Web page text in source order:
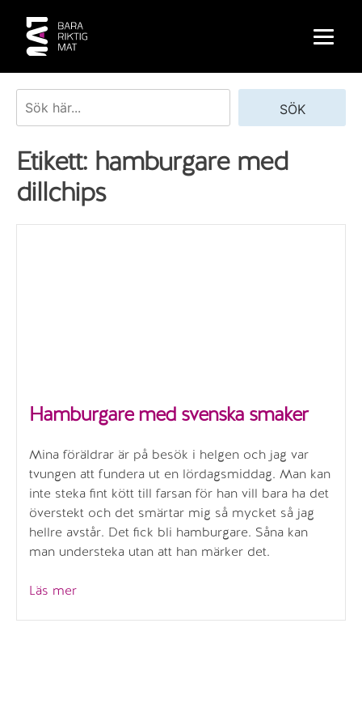
content
SÖK
Etikett: hamburgare med
dillchips
Hamburgare med svenska smaker
Mina föräldrar är på besök i helgen och jag var
tvungen att fundera ut en lördagsmiddag. Man kan
inte steka fint kött till farsan för han vill bara ha det
överstekt och det smärtar mig så mycket så jag
hellre avstår. Det fick bli hamburgare. Såna kan
man understeka utan att han märker det.
Läs mer”Hamburgare